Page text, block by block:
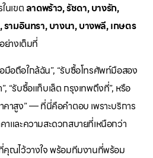
นเขตลาดพร้าว, รัชดา, บางรัก,
ามอินทรา, บางนา, บางพลี, เกษตร
อย่างเต็มที่
อถือใกล้ฉัน”, “รับซื้อโทรศัพท์มือสอง
“รับซื้อแท็บเล็ต กรุงเทพถึงที่”, หรือ
าสูง” — ที่นี่คือคำตอบ เพราะบริการ
าและความสะดวกสบายที่เหนือกว่า
คุณไว้วางใจ พร้อมทีมงานที่พร้อม